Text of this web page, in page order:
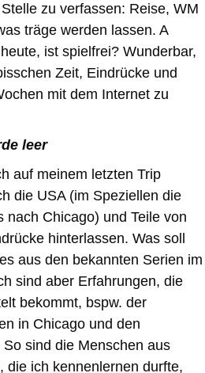
zu verfassen: Reise, WM
träge werden lassen. A
ist spielfrei? Wunderbar,
Zeit, Eindrücke und
mit dem Internet zu
leer
auf meinem letzten Trip
die USA (im Speziellen die
nach Chicago) und Teile von
hinterlassen. Was soll
aus den bekannten Serien im
sind aber Erfahrungen, die
bekommt, bspw. der
in Chicago und den
sind die Menschen aus
die ich kennenlernen durfte,